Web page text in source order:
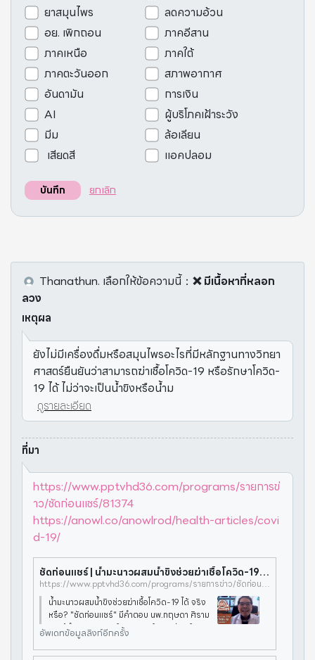
ยาสมุนไพร
ลดความอ้วน
อย. เพิกถอน
ภาคอีสาน
ภาคเหนือ
ภาคใต้
ภาคตะวันออก
สภาพอากาศ
อันดามัน
การเงิน
AI
ผู้บริโภคเฝ้าระวัง
มีม
ล้อเลียน
เสียดสี
แอคปลอม
บันทึก ยกเลิก
Thanathun. เลือกให้ข้อความนี้： ❌ มีเนื้อหาที่หลอก
ลวง
เหตุผล
ยังไม่มีเครื่องดื่มหรือสมุนไพรอะไรที่มีหลักฐานทางวิทยา
ศาสตร์ยืนยันว่าสามารถฆ่าเชื้อโควิด-19 หรือรักษาโควิด-
19 ได้ ไม่ว่าจะเป็นน้ำขิงหรือน้ำม
ดูรายละเอียด
ที่มา
https://www.pptvhd36.com/programs/รายการข่
าว/ชัดก่อนแชร์/81374
https://anowl.co/anowlrod/health-articles/covi
d-19/
ชัดก่อนแชร์ | น้ำมะนาวผสมน้ำขิงช่วยฆ่าเชื้อโควิด-19 ได้ จริงหรือ? | PPTV HD 36
https://www.pptvhd36.com/programs/รายการข่าว/ชัดก่อนแชร์/81374
น้ำมะนาวผสมน้ำขิงช่วยฆ่าเชื้อโควิด-19 ได้ จริง
หรือ? "ชัดก่อนแชร์" มีคำตอบ นพ.กฤษดา ศิราม
พุช ผู้อำนวยการศูนย์เวชศาสตร์อายุรวัฒน์นานา
ชาติ ให้ข้อมูลว่า น้ำมะนาวผสมน้ำขิงช่วยฆ่าเชื้อโค
วิด-19 ได้นั้น เป็น
อัพเดทข้อมูลลิงก์อีกครั้ง